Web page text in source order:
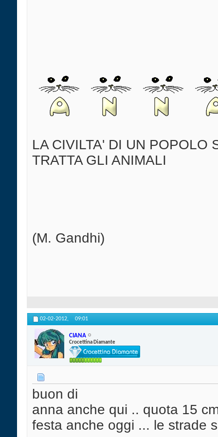
LA CIVILTA' DI UN POPOLO
TRATTA GLI ANIMALI
(M. Gandhi)
02-02-2012, 09:01
CIANA
Crocettina Diamante
buon di
anna anche qui .. quota 15
festa anche oggi ... le strade